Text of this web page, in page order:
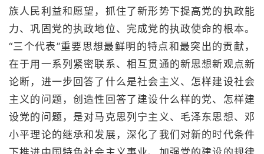
族人民利益和愿望，抓住了新形势下提高党的执政能
力、巩固党的执政地位、完成党的执政使命的根本。
“三个代表”重要思想最鲜明的特点和最突出的贡献，
在于用一系列紧密联系、相互贯通的新思想新观点新
论断，进一步回答了什么是社会主义、怎样建设社会
主义的问题，创造性回答了建设什么样的党、怎样建
设党的问题，是对马克思列宁主义、毛泽东思想、邓
小平理论的继承和发展，深化了我们对新的时代条件